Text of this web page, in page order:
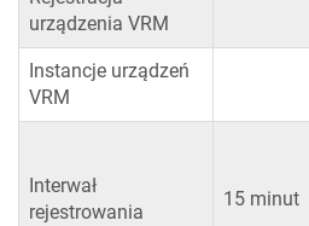
urządzenia VRM
Instancje urządzeń
VRM
Interwał
rejestrowania
15 minut